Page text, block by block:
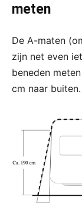
meten
De A-maten
zijn net even
beneden
cm naar buiten.